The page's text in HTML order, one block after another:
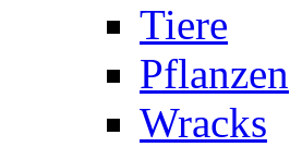
Tiere
Pflanzen
Wracks